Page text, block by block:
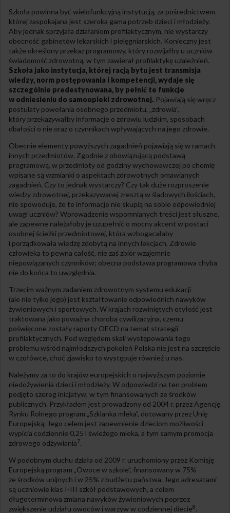
Szkoła powinna być wielofunkcyjną instytucją, za pośrednictwem
której zaspokajana jest szeroka gama potrzeb dzieci i młodzieży.
Aby jednak sprzyjała działaniom profilaktycznym, nie wystarczy
obecność gabinetów lekarskich i pielęgniarskich. Konieczny jest
także określony przekaz programowy, który rozwijałby u uczniów
świadomość zdrowotną, w tym zawierał profilaktykę uzależnień.
Szkoła jako instytucja, której racją bytu jest transmisja
wiedzy, norm postępowania i kompetencji, wydaje się
szczególnie predestynowana, by pełnić te funkcje
w odniesieniu do samoopieki zdrowotnej. Pojawiają się wręcz
postulaty powołania osobnego przedmiotu, „zdrowia”,
który przekazywałby informacje o zdrowiu ludzkim, sposobach
dbałości o nie oraz o czynnikach wpływających na jego zdrowie.
Obecnie elementy powyższych zagadnień pojawiają się w ramach
innych przedmiotów. Zgodnie z obowiązującą podstawą
programową, w przedmioty od godziny wychowawczej po chemię
wpisane są wzmianki o aspektach zdrowotnych omawianych
zagadnień. Czy to jednak wystarczy? Czy tak duże rozproszenie
wiedzy zdrowotnej, przekazywanej zresztą w śladowych ilościach,
nie spowoduje, że te informacje nie skupią na sobie odpowiedniej
uwagi uczniów? Wprowadzenie wspomnianych treści jest słuszne,
ale zapewne należałoby je uzupełnić o mocny akcent w postaci
osobnej ścieżki przedmiotowej, która wzbogacałaby
i porządkowała wiedzę zdobytą na innych lekcjach. Zdrowie
człowieka to pewna całość, nie zaś zbiór wzajemnie
niepowiązanych czynników; obecna podstawa programowa chyba
nie do końca to uwzględnia.
Trzecim ważnym zadaniem zdrowotnym systemu edukacji
(ale nie tylko jego) jest kształtowanie odpowiednich nawyków
żywieniowych i sportowych. W krajach rozwiniętych otyłość jest
traktowana jako poważna choroba cywilizacyjna, czemu
poświęcone zostały raporty OECD na temat strategii
profilaktycznych. Pod względem skali występowania tego
problemu wśród najmłodszych pokoleń Polska nie jest na szczęście
w czołówce, choć zjawisko to występuje również u nas.
Należymy za to do krajów europejskich o najwyższym poziomie
niedożywienia dzieci i młodzieży. W odpowiedzi na ten problem
podjęto szereg inicjatyw, w tym finansowanych ze środków
publicznych. Przykładem jest prowadzony od 2004 r. przez Agencję
Rynku Rolnego program „Szklanka mleka”, dotowany przez Unię
Europejską. Jego celem jest zapewnienie dzieciom możliwości
wypicia codziennie 0,25 l świeżego mleka, a tym samym promocja
zdrowego odżywiania7.
W podobnym duchu działa od 2009 r. uruchomiony przez Komisję
Europejską program „Owoce w szkole”, finansowany w 75%
ze środków unijnych i w 25% z budżetu państwa. Jego adresatami
są uczniowie klas I-III szkół podstawowych, a celem
długoterminowa zmiana nawyków żywieniowych poprzez
zwiększenie udziału owoców i warzyw w codziennej diecie8.